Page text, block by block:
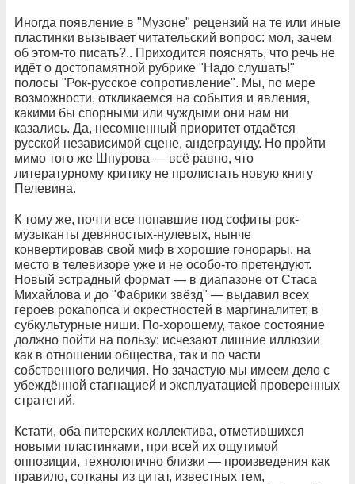
Иногда появление в "Музоне" рецензий на те или иные
пластинки вызывает читательский вопрос: мол, зачем
об этом-то писать?.. Приходится пояснять, что речь не
идёт о достопамятной рубрике "Надо слушать!"
полосы "Рок-русское сопротивление". Мы, по мере
возможности, откликаемся на события и явления,
какими бы спорными или чуждыми они нам ни
казались. Да, несомненный приоритет отдаётся
русской независимой сцене, андеграунду. Но пройти
мимо того же Шнурова — всё равно, что
литературному критику не пролистать новую книгу
Пелевина.
К тому же, почти все попавшие под софиты рок-
музыканты девяностых-нулевых, нынче
конвертировав свой миф в хорошие гонорары, на
место в телевизоре уже и не особо-то претендуют.
Новый эстрадный формат — в диапазоне от Стаса
Михайлова и до "Фабрики звёзд" — выдавил всех
героев рокапопса и окрестностей в маргиналитет, в
субкультурные ниши. По-хорошему, такое состояние
должно пойти на пользу: исчезают лишние иллюзии
как в отношении общества, так и по части
собственного величия. Но зачастую мы имеем дело с
убеждённой стагнацией и эксплуатацией проверенных
стратегий.
Кстати, оба питерских коллектива, отметившихся
новыми пластинками, при всей их ощутимой
оппозиции, технологично близки — произведения как
правило, сотканы из цитат, известных тем,